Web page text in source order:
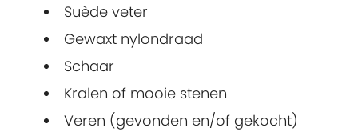
Suède veter
Gewaxt nylondraad
Schaar
Kralen of mooie stenen
Veren (gevonden en/of gekocht)